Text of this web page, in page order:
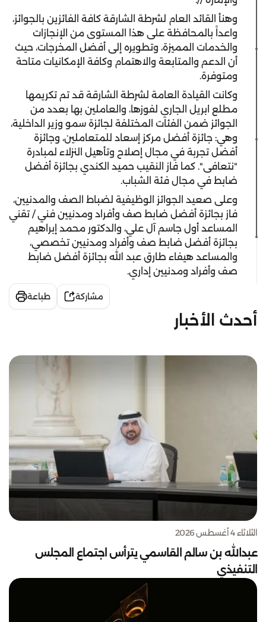
وهنأ القائد العام لشرطة الشارقة كافة الفائزين بالجوائز،
واعداً بالمحافظة على هذا المستوى من الإنجازات
والخدمات المميزة، وتطويره إلى أفضل المخرجات، حيث
أن الدعم والمتابعة والاهتمام وكافة الإمكانيات متاحة
ومتوفرة.
وكانت القيادة العامة لشرطة الشارقة قد تم تكريمها
مطلع ابريل الجاري لفوزها، والعاملين بها بعدد من
الجوائز ضمن الفئات المختلفة لجائزة سمو وزير الداخلية،
وهي: جائزة أفضل مركز إسعاد للمتعاملين، وجائزة
أفضل تجربة في مجال إصلاح وتأهيل النزلاء لمبادرة
"نتعافى". كما فاز النقيب حميد الكندي بجائزة أفضل
ضابط في مجال فئة الشباب.
وعلى صعيد الجوائز الوظيفية لضباط الصف والمدنيين،
فاز بجائزة أفضل ضابط صف وأفراد ومدنيين فني /‏ تقني
المساعد أول جاسم آل علي، والدكتور محمد إبراهيم
بجائزة أفضل ضابط صف وأفراد ومدنيين تخصصي،
والمساعد هيفاء طارق عبد الله بجائزة أفضل ضابط
صف وأفراد ومدنيين إداري.
مشاركة طباعة
أحدث الأخبار
الثلاثاء 4 أغسطس 2026
عبدالله بن سالم القاسمي يترأس اجتماع المجلس
التنفيذي